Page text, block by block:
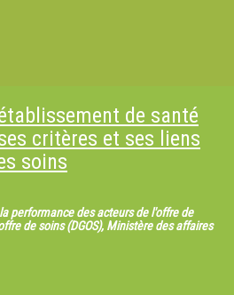
de santé
critères et ses liens
soins
performance des acteurs de l'offre de
de soins (DGOS), Ministère des affaires